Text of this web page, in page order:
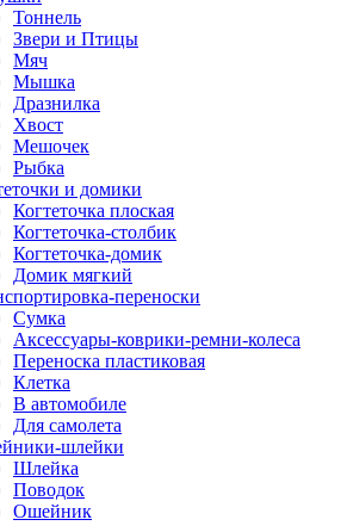
Тоннель
Звери и Птицы
Мяч
Мышка
Дразнилка
Хвост
Мешочек
Рыбка
и домики
Когтеточка плоская
Когтеточка-столбик
Когтеточка-домик
Домик мягкий
переноски
Сумка
Аксессуары-коврики-ремни-колеса
Переноска пластиковая
Клетка
В автомобиле
Для самолета
шлейки
Шлейка
Поводок
Ошейник